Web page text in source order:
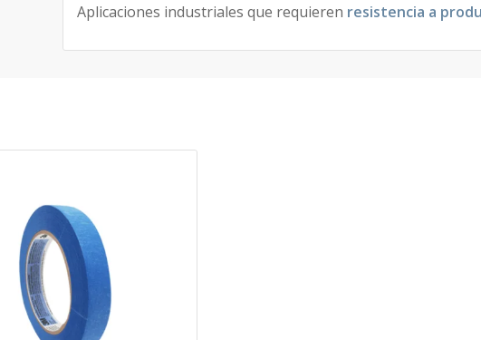
Aplicaciones industriales que requieren resistencia a